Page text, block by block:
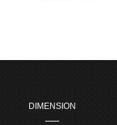
DIMENSION